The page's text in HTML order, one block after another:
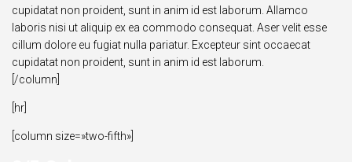
cupidatat non proident, sunt in anim id est laborum. Allamco
laboris nisi ut aliquip ex ea commodo consequat. Aser velit esse
cillum dolore eu fugiat nulla pariatur. Excepteur sint occaecat
cupidatat non proident, sunt in anim id est laborum.
[/column]
[hr]
[column size=»two-fifth»]